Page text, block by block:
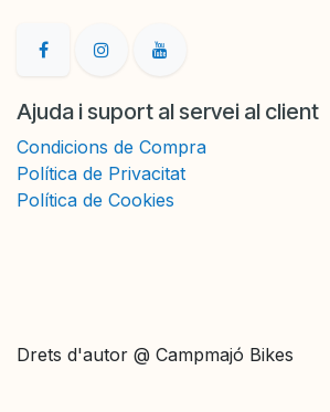
Ajuda i suport al servei al client
Condicions de Compra
Política de Privacitat
Política de Cookies
Drets d'autor @ Campmajó Bikes